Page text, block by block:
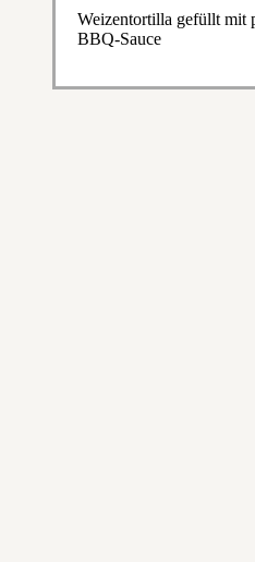
Weizentortilla gefüllt mit
BBQ-Sauce